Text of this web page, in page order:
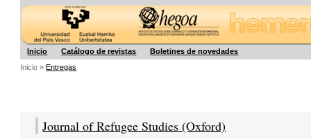
Inicio Catálogo de revistas
Boletines de novedades
Inicio »Entregas
Journal of Refugee Studies (Oxford)